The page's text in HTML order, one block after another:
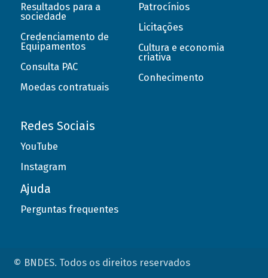
Resultados para a
sociedade
Credenciamento de
Equipamentos
Consulta PAC
Moedas contratuais
Patrocínios
Licitações
Cultura e economia
criativa
Conhecimento
Redes Sociais
YouTube
Instagram
Ajuda
Perguntas frequentes
© BNDES. Todos os direitos reservados